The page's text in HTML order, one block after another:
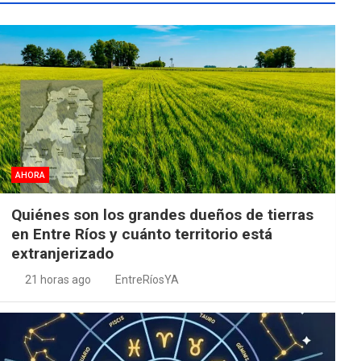
AHORA
Quiénes son los grandes dueños de tierras
en Entre Ríos y cuánto territorio está
extranjerizado
21 horas ago EntreRíosYA